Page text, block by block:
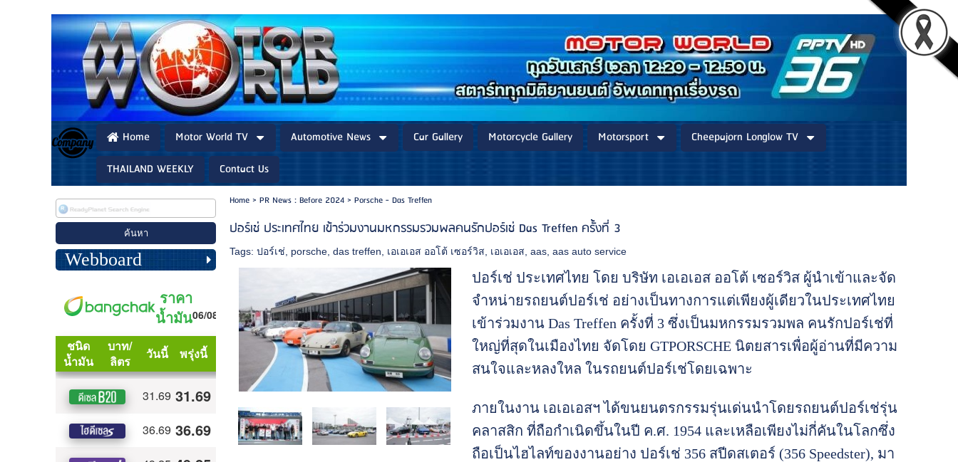
Home Motor World TV Automotive News Car Gallery Motorcycle Gallery Motorsport
Cheepajorn Longlow TV
THAILAND WEEKLY
Contact Us
Webboard
Home> PR News : Before 2024> Porsche - Das Treffen
ปอร์เช่ ประเทศไทย เข้าร่วมงานมหกรรมรวมพลคนรักปอร์เช่ Das Treffen ครั้งที่ 3
Tags:ปอร์เช่ porsche ,das treffen เอเอเอส ออโต้ เซอร์วิส เอเอเอส ,aas ,aas auto service
ปอร์เช่ ประเทศไทย โดย บริษัท เอเอเอส ออโต้ เซอร์วิส ผู้นำเข้าและจัด
จำหน่ายรถยนต์ปอร์เช่ อย่างเป็นทางการแต่เพียงผู้เดียวในประเทศไทย
เข้าร่วมงาน Das Treffen ครั้งที่ 3 ซึ่งเป็นมหกรรมรวมพล คนรักปอร์เช่ที่
ใหญ่ที่สุดในเมืองไทย จัดโดย GTPORSCHE นิตยสารเพื่อผู้อ่านที่มีความ
สนใจและหลงใหล ในรถยนต์ปอร์เช่โดยเฉพาะ
ภายในงาน เอเอเอสฯ ได้ขนยนตรกรรมรุ่นเด่นนำโดยรถยนต์ปอร์เช่รุ่น
คลาสสิก ที่ถือกำเนิดขึ้นในปี ค.ศ. 1954 และเหลือเพียงไม่กี่คันในโลกซึ่ง
ถือเป็นไฮไลท์ของงานอย่าง ปอร์เช่ 356 สปีดสเตอร์ (356 Speedster), มา